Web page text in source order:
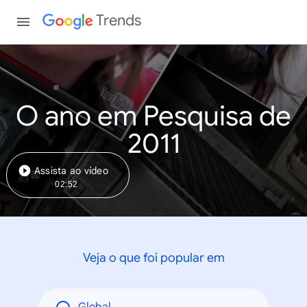
Trends
O ano em Pesquisa de
2011
Assista ao vídeo
02:52
Veja o que foi popular em